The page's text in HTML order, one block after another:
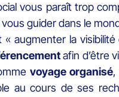
vous paraît trop
guider dans le
augmenter la
afin d’être
voyage organisé,
au cours de ses